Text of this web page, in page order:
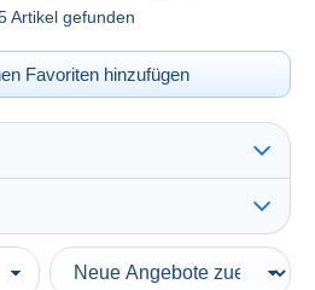
Artikel gefunden
Favoriten hinzufügen